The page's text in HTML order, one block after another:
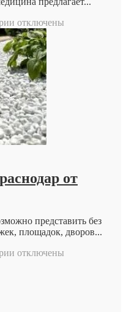
к
записи
Когда
стоит
обратиться
к
репродуктологу:
основные
причины
и
возможности
современной
отключены
от
представить без
площадок, дворов...
котключены